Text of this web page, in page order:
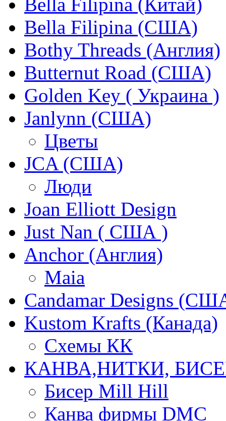
Bella Filipina (Китай)
Bella Filipina (США)
Bothy Threads (Англия)
Butternut Road (США)
Golden Key ( Украина )
Janlynn (США)
Цветы
JCA (США)
Люди
Joan Elliott Design
Just Nan ( США )
Anchor (Англия)
Maia
Candamar Designs
Kustom Krafts (Канада)
Схемы КК
КАНВА,НИТКИ,
Бисер Mill Hill
Канва фирмы DMC